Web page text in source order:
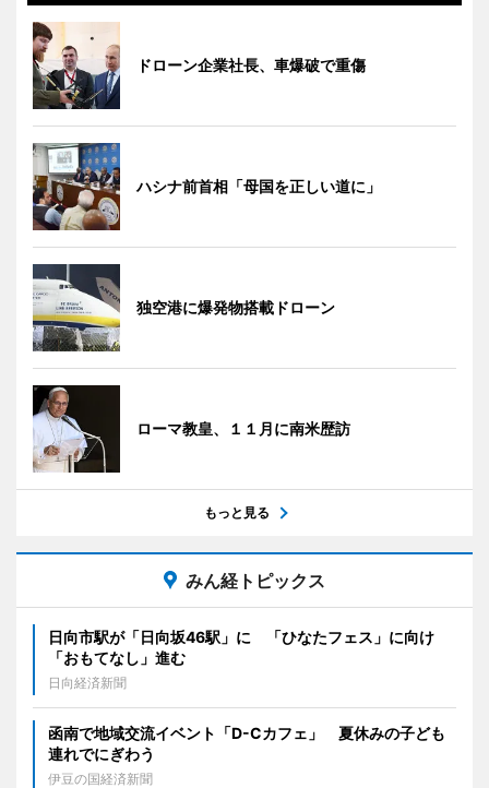
ドローン企業社長、車爆破で重傷
ハシナ前首相「母国を正しい道に」
独空港に爆発物搭載ドローン
ローマ教皇、１１月に南米歴訪
もっと見る
みん経トピックス
日向市駅が「日向坂46駅」に 「ひなたフェス」に向け
「おもてなし」進む
日向経済新聞
函南で地域交流イベント「D-Cカフェ」 夏休みの子ども
連れでにぎわう
伊豆の国経済新聞